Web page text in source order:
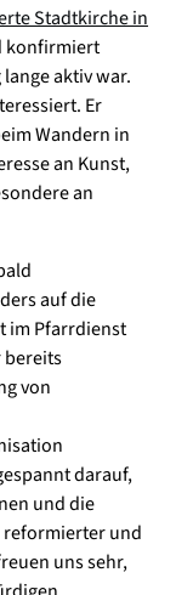
Stadtkirche in
konfirmiert
aktiv war.
Er
Wandern in
an Kunst,
an
auf die
im Pfarrdienst
bereits
von
darauf,
und die
reformierter und
uns sehr,